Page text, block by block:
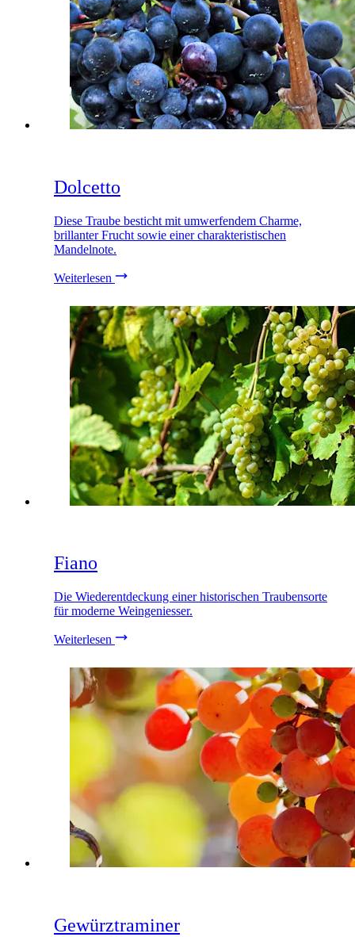
Dolcetto
Diese Traube besticht mit umwerfendem Charme,
brillanter Frucht sowie einer charakteristischen
Mandelnote.
Weiterlesen
Fiano
Die Wiederentdeckung einer historischen Traubensorte
für moderne Weingeniesser.
Weiterlesen
Gewürztraminer